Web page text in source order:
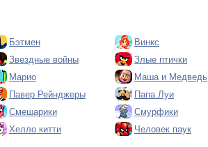
Бэтмен Винкс
Звездные войны Злые птички
Марио Маша и Медведь
Павер Рейнджеры Папа Луи
Смешарики Смурфики
Хелло китти Человек паук